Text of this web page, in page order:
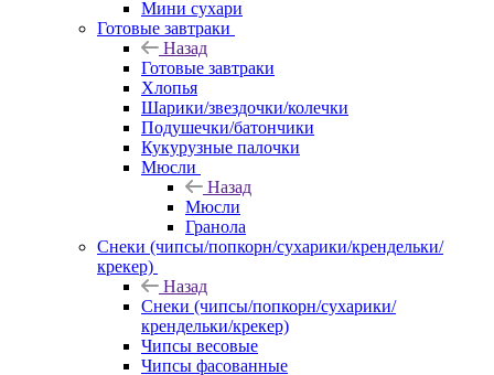
Мини сухари
Готовые завтраки
Назад
Готовые завтраки
Хлопья
Шарики/звездочки/колечки
Подушечки/батончики
Кукурузные палочки
Мюсли
Назад
Мюсли
Гранола
Снеки (чипсы/попкорн/сухарики/крендельки/
крекер)
Назад
Снеки (чипсы/попкорн/сухарики/
крендельки/крекер)
Чипсы весовые
Чипсы фасованные